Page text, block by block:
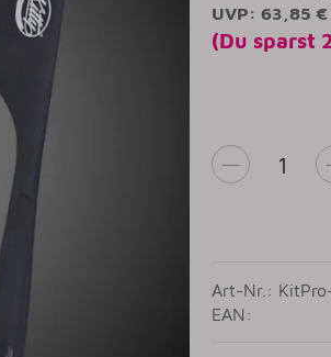
UVP: 63,85 €
(Du sparst
Art-Nr.:
EAN: